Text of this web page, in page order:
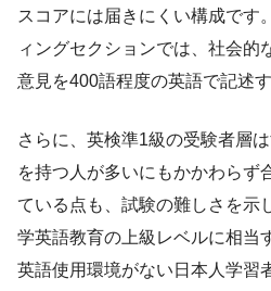
スコアには届きにくい構成です
ィングセクションでは、社会的
意見を400語程度の英語で記述
さらに、英検準1級の受験者層
を持つ人が多いにもかかわらず
ている点も、試験の難しさを示
学英語教育の上級レベルに相当
英語使用環境がない日本人学習